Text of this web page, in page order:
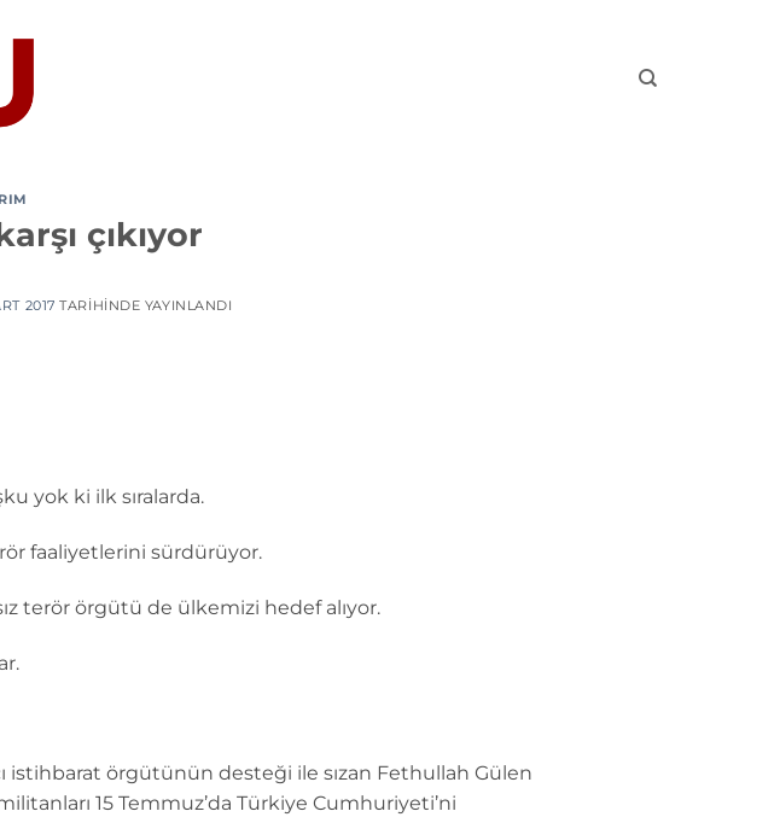
çıkıyor
2017 TARIHINDE YAYINLANDI
yok ki ilk sıralarda.
faaliyetlerini sürdürüyor.
terör örgütü de ülkemizi hedef alıyor.
istihbarat örgütünün desteği ile sızan Fethullah Gülen
15 Temmuz’da Türkiye Cumhuriyeti’ni